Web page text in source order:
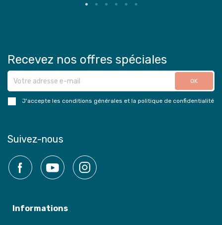
Recevez nos offres spéciales
J'accepte les conditions générales et la politique de confidentialité
Suivez-nous
Facebook YouTube
Informations